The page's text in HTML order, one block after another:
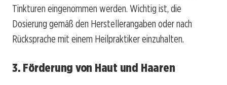
Tinkturen eingenommen werden. Wichtig ist, die
Dosierung gemäß den Herstellerangaben oder nach
Rücksprache mit einem Heilpraktiker einzuhalten.
3. Förderung von Haut und Haaren